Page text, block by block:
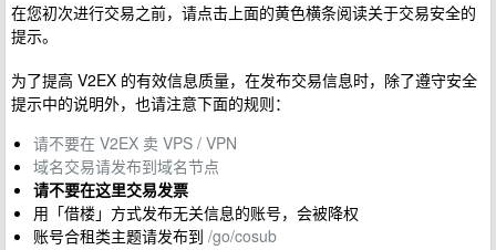
在您初次进行交易之前，请点击上面的黄色横条阅读关于交易安全的
提示。
为了提高 V2EX 的有效信息质量，在发布交易信息时，除了遵守安全
提示中的说明外，也请注意下面的规则：
请不要在 V2EX 卖 VPS / VPN
域名交易请发布到域名节点
请不要在这里交易发票
用「借楼」方式发布无关信息的账号，会被降权
账号合租类主题请发布到 /go/cosub